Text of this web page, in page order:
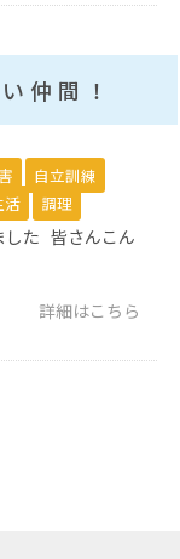
仲間！
自立訓練
活 調理
した 皆さんこん
詳細はこちら